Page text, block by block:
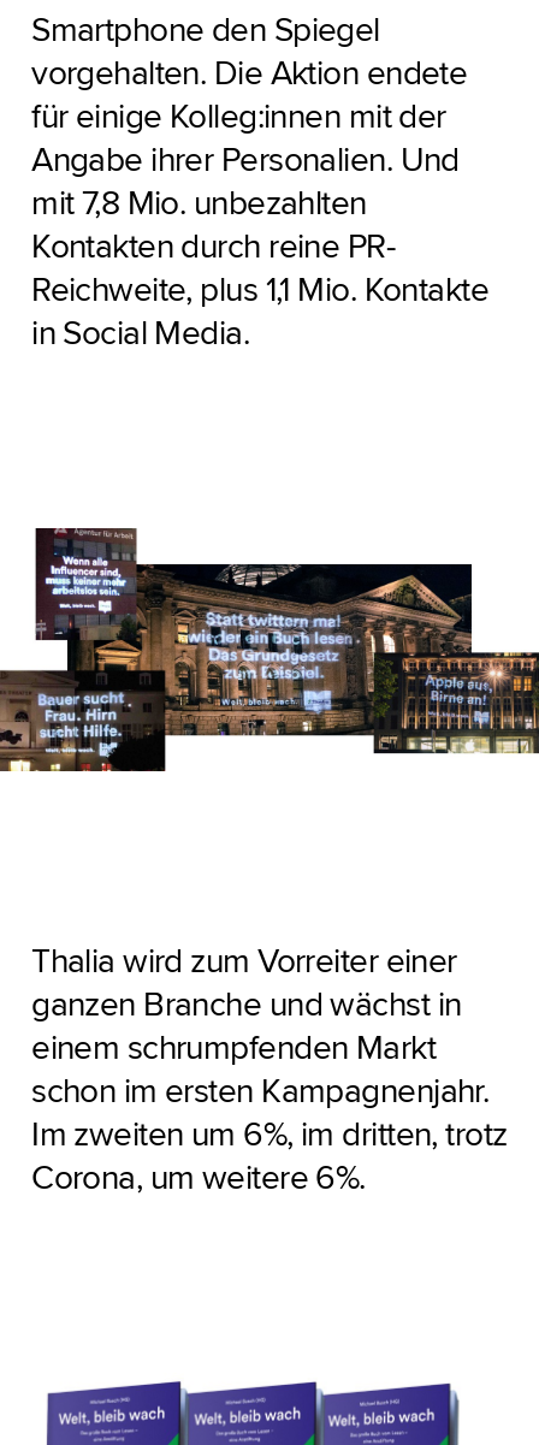
Smartphone den Spiegel
vorgehalten. Die Aktion endete
für einige Kolleg:innen mit der
Angabe ihrer Personalien. Und
mit 7,8 Mio. unbezahlten
Kontakten durch reine PR-
Reichweite, plus 1,1 Mio. Kontakte
in Social Media.
Thalia wird zum Vorreiter einer
ganzen Branche und wächst in
einem schrumpfenden Markt
schon im ersten Kampagnenjahr.
Im zweiten um 6%, im dritten, trotz
Corona, um weitere 6%.